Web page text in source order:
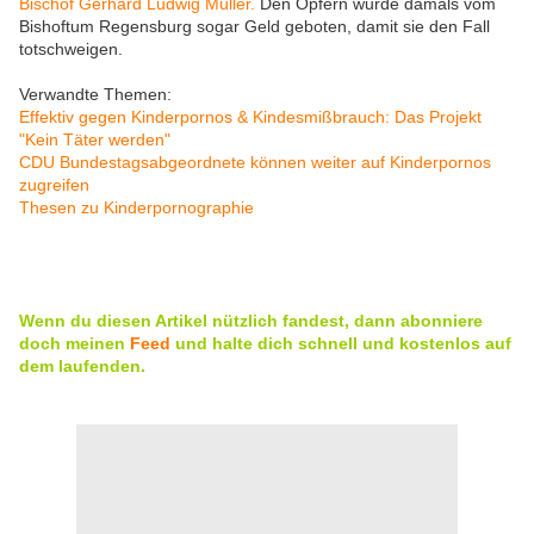
Bishoftum Regensburg sogar Geld geboten, damit sie den Fall
totschweigen.
Verwandte Themen:
Effektiv gegen Kinderpornos & Kindesmißbrauch: Das Projekt
"Kein Täter werden"
CDU Bundestagsabgeordnete können weiter auf Kinderpornos
zugreifen
Thesen zu Kinderpornographie
Wenn du diesen Artikel nützlich fandest, dann abonniere
doch meinen Feed und halte dich schnell und kostenlos auf
dem laufenden.